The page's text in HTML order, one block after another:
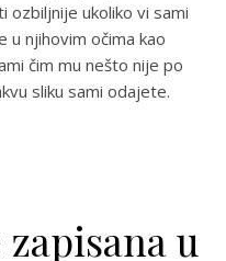
ozbiljnije ukoliko vi sami
u njihovim očima kao
čim mu nešto nije po
sliku sami odajete.
u